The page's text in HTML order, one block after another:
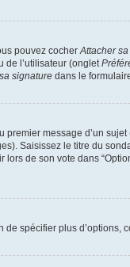
pouvez cocher Attacher
de l’utilisateur (onglet
signature dans le
message d’un
Saisissez le titre du
de son vote dans
spécifier plus d’options,